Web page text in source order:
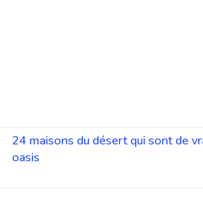
24 maisons du désert qui sont de
oasis